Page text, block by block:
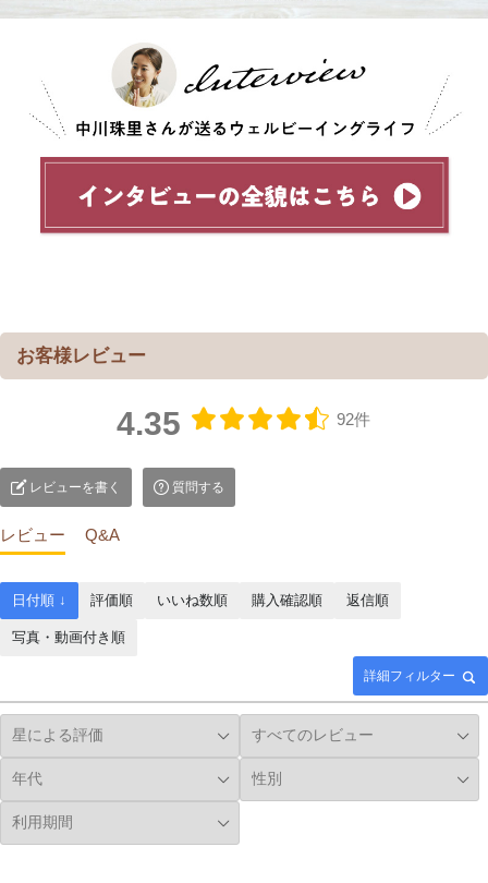
4.35 92件
レビューを書く 質問する
レビュー Q&A
詳細フィルター
日付順 ↓ 評価順 いいね数順 購入確認順 返信順
写真・動画付き順